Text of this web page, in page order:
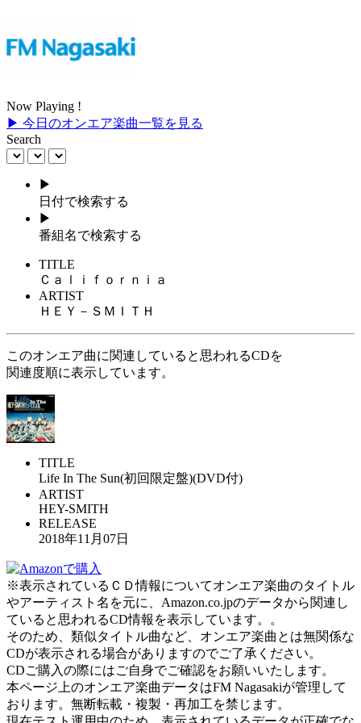
Now Playing !
▶ 今日のオンエア楽曲一覧を見る
Search
▶
日付で検索する
▶
番組名で検索する
TITLE
Ｃａｌｉｆｏｒｎｉａ
ARTIST
ＨＥＹ－ＳＭＩＴＨ
このオンエア曲に関連していると思われるCDを
関連度順に表示しています。
TITLE
Life In The Sun(初回限定盤)(DVD付)
ARTIST
HEY-SMITH
RELEASE
2018年11月07日
※表示されているＣＤ情報についてオンエア楽曲のタイトル
やアーティスト名を元に、Amazon.co.jpのデータから関連し
ていると思われるCD情報を表示しています。。
そのため、類似タイトル曲など、オンエア楽曲とは無関係な
CDが表示される場合がありますのでご了承ください。
CDご購入の際にはご自身でご確認をお願いいたします。
本ページ上のオンエア楽曲データはFM Nagasakiが管理して
おります。無断転載・複製・再加工を禁じます。